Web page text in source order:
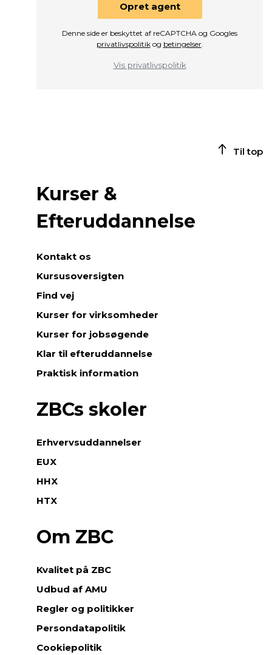
Opret agent
Denne side er beskyttet af reCAPTCHA og Googles
privatlivspolitikog betingelser.
Vis privatlivspolitik
Til top
Kurser &
Efteruddannelse
Kontakt os
Kursusoversigten
Find vej
Kurser for virksomheder
Kurser for jobsøgende
Klar til efteruddannelse
Praktisk information
ZBCs skoler
Erhvervsuddannelser
EUX
HHX
HTX
Om ZBC
Kvalitet på ZBC
Udbud af AMU
Regler og politikker
Persondatapolitik
Cookiepolitik